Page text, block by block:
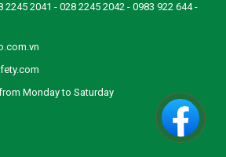
2245 2041 - 028 2245 2042 - 0983 922 644 -
Monday to Saturday